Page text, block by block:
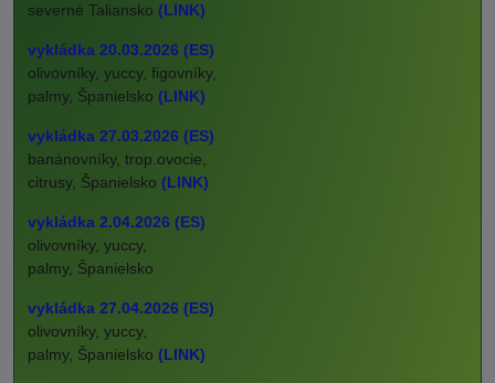
severné Taliansko (LINK)
vykládka 20.03.2026 (ES)
olivovníky, yuccy, figovníky,
palmy, Španielsko (LINK)
vykládka 27.03.2026 (ES)
banánovníky, trop.ovocie,
citrusy, Španielsko (LINK)
vykládka 2.04.2026 (ES)
olivovníky, yuccy,
palmy, Španielsko
vykládka 27.04.2026 (ES)
olivovníky, yuccy,
palmy, Španielsko (LINK)